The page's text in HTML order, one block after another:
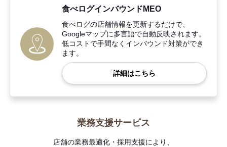
食べログインバウンドMEO
食べログの店舗情報を更新するだけで、
Googleマップに多言語で自動反映されます。
低コストで手間なくインバウンド対策ができ
ます。
詳細はこちら
業務支援サービス
店舗の業務最適化・採用支援により、